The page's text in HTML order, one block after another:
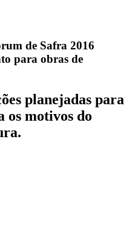
de Safra 2016
para obras de
planejadas para
os motivos do